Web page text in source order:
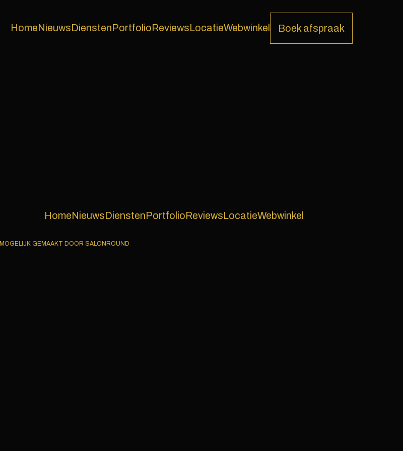
HomeNieuwsDienstenPortfolioReviewsLocatieWebwinkel Boek afspraak
HomeNieuwsDienstenPortfolioReviewsLocatieWebwinkel
MOGELIJK GEMAAKT DOOR SALONROUND